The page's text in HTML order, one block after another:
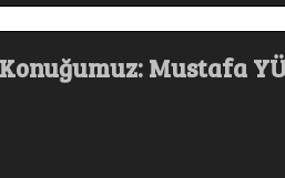
Mustafa